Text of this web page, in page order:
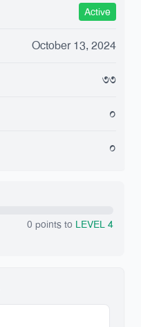
Active
October 13, 2024
৩৩
০
০
0 points to LEVEL 4